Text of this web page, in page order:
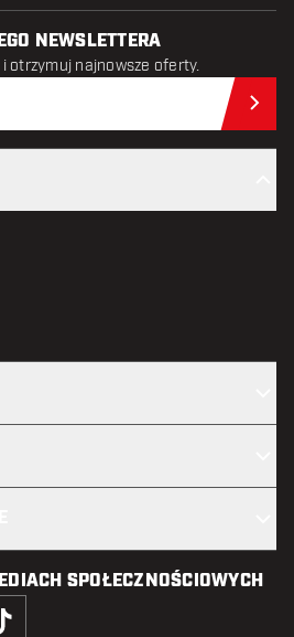
NEWSLETTERA
otrzymuj najnowsze oferty.
SPOŁECZNOŚCIOWYCH